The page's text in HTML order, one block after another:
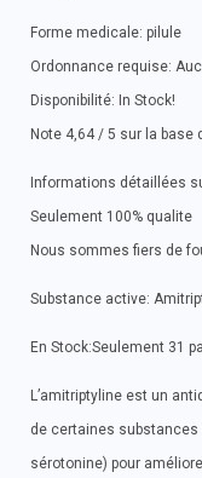
Forme medicale: pilule
Ordonnance requise:
Disponibilité: In Stock!
Note 4,64 / 5 sur la base
Informations détaillées
Seulement 100% qualite
Nous sommes fiers de
Substance active:
En Stock:Seulement 31
L’amitriptyline est un
de certaines substances
sérotonine) pour